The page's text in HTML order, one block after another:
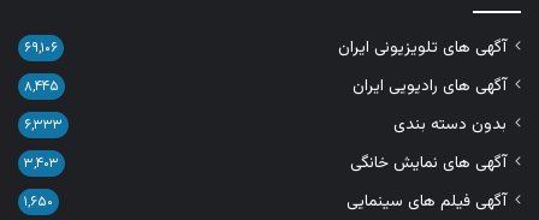
آگهی های تلویزیونی ایران ۶۹,۱۰۶
آگهی های رادیویی ایران ۸,۴۴۵
بدون دسته بندی ۶,۳۳۳
آگهی های نمایش خانگی ۳,۴۰۳
آگهی فیلم های سینمایی ۱,۶۵۰